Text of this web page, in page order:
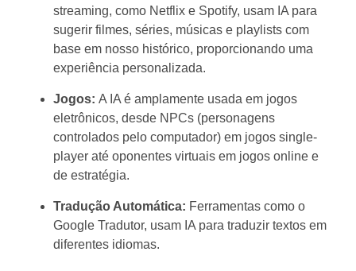
streaming, como Netflix e Spotify, usam IA para
sugerir filmes, séries, músicas e playlists com
base em nosso histórico, proporcionando uma
experiência personalizada.
Jogos: A IA é amplamente usada em jogos
eletrônicos, desde NPCs (personagens
controlados pelo computador) em jogos single-
player até oponentes virtuais em jogos online e
de estratégia.
Tradução Automática: Ferramentas como o
Google Tradutor, usam IA para traduzir textos em
diferentes idiomas.